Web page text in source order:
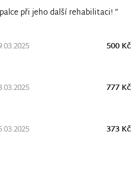
při jeho další rehabilitaci! “
500 Kč
777 Kč
373 Kč